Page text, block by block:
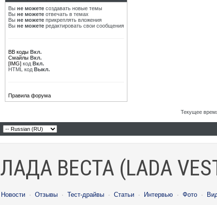
Вы не можете создавать новые темы
Вы не можете отвечать в темах
Вы не можете прикреплять вложения
Вы не можете редактировать свои сообщения
BB коды Вкл.
Смайлы Вкл.
[IMG] код Вкл.
HTML код Выкл.
Правила форума
Текущее
ЛАДА ВЕСТА (LADA
Новости · Отзывы · Тест-драйвы · Статьи · Интервью · Фото ·